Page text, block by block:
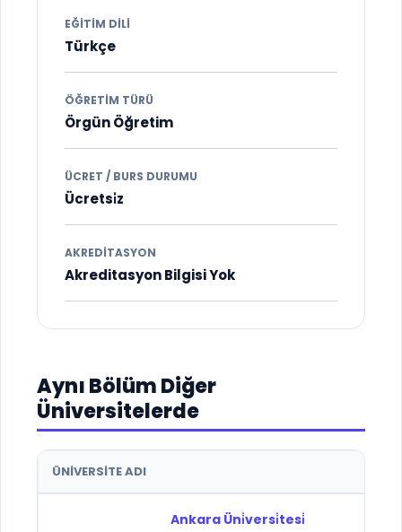
EĞITIM DILI
Türkçe
ÖĞRETIM TÜRÜ
Örgün Öğretim
ÜCRET / BURS DURUMU
Ücretsi̇z
AKREDITASYON
Akreditasyon Bilgisi Yok
Aynı Bölüm Diğer
Üniversitelerde
ÜNIVERSITE ADI
Ankara Üni̇versi̇tesi̇